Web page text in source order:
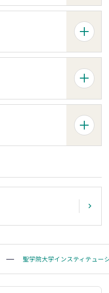
聖学院大学インスティテュー